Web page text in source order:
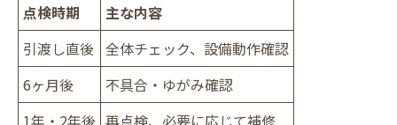
点検時期
主な内容
引渡し直後 全体チェック、設備動作確認
6ヶ月後
不具合・ゆがみ確認
1年・2年後 再点検、必要に応じて補修